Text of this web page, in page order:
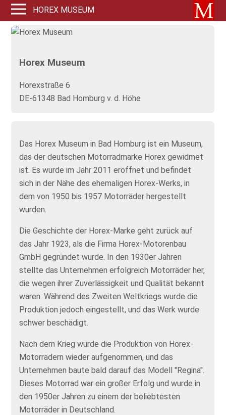
HOREX MUSEUM
Horex Museum
Horexstraße 6
DE-61348 Bad Homburg v. d. Höhe
Das Horex Museum in Bad Homburg ist ein Museum,
das der deutschen Motorradmarke Horex gewidmet
ist. Es wurde im Jahr 2011 eröffnet und befindet
sich in der Nähe des ehemaligen Horex-Werks, in
dem von 1950 bis 1957 Motorräder hergestellt
wurden.
Die Geschichte der Horex-Marke geht zurück auf
das Jahr 1923, als die Firma Horex-Motorenbau
GmbH gegründet wurde. In den 1930er Jahren
stellte das Unternehmen erfolgreich Motorräder her,
die wegen ihrer Zuverlässigkeit und Qualität bekannt
waren. Während des Zweiten Weltkriegs wurde die
Produktion jedoch eingestellt, und das Werk wurde
schwer beschädigt.
Nach dem Krieg wurde die Produktion von Horex-
Motorrädern wieder aufgenommen, und das
Unternehmen baute bald darauf das Modell "Regina".
Dieses Motorrad war ein großer Erfolg und wurde in
den 1950er Jahren zu einem der beliebtesten
Motorräder in Deutschland.